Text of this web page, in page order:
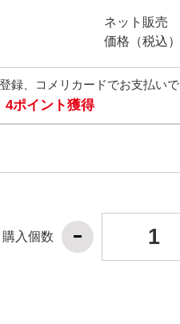
ネット販売
価格（税込）
録、コメリカードでお支払いで
4ポイント獲得
購入個数